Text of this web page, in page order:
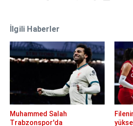
İlgili Haberler
Muhammed Salah
Trabzonspor'da